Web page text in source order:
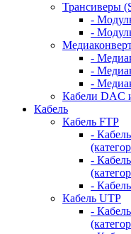
Трансиверы
-
-
-
-
-
Кабели DAC
Кабель
Кабель FTP
-
-
-
Кабель UTP
-